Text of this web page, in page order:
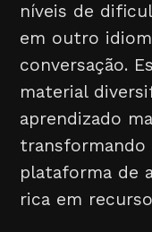
níveis de
em outro
conversação.
material
aprendizado
plataforma de
rica em